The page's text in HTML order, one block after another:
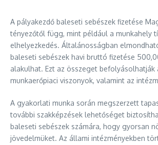
A pályakezdő baleseti sebészek fizetése
tényezőtől függ, mint például a munkahely
elhelyezkedés. Általánosságban
baleseti sebészek havi bruttó fizetése
alakulhat. Ezt az összeget befolyásolhatják
munkaerőpiaci viszonyok, valamint az
A gyakorlati munka során megszerzett
további szakképzések lehetőséget
baleseti sebészek számára, hogy gyorsan
jövedelmüket. Az állami intézményekben